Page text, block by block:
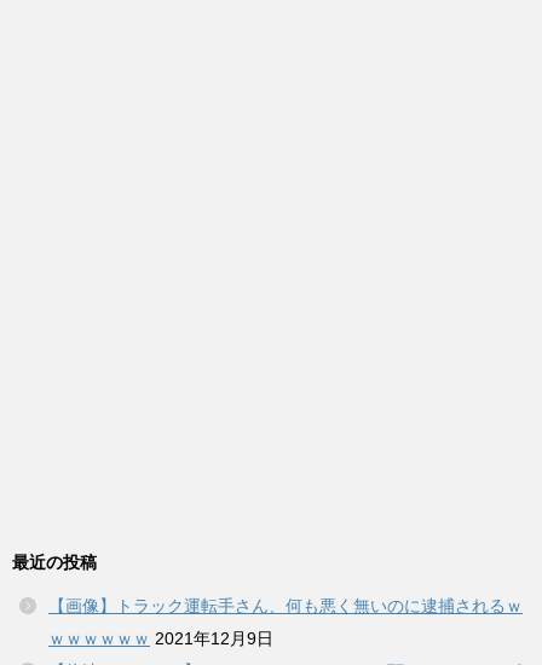
最近の投稿
【画像】トラック運転手さん、何も悪く無いのに逮捕されるｗ
ｗｗｗｗｗｗ 2021年12月9日